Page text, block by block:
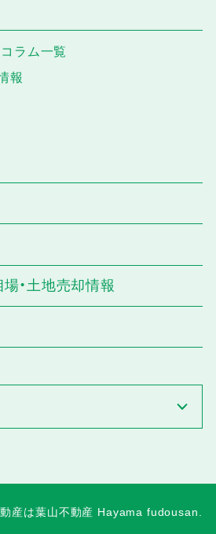
ラム一覧
報
・土地売却情報
産は葉山不動産 Hayama fudousan.